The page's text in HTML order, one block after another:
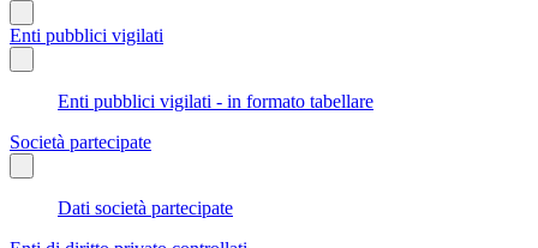
Enti pubblici vigilati
Enti pubblici vigilati - in formato tabellare
Società partecipate
Dati società partecipate